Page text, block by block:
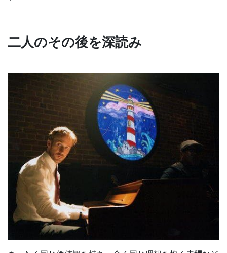
二人のその後を深読み